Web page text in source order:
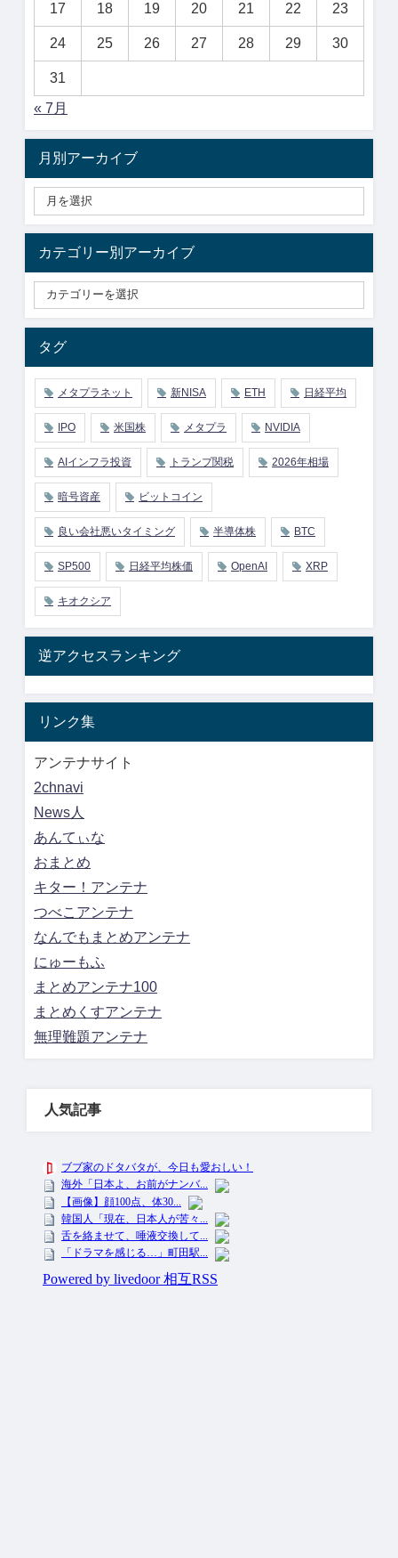
17 18 19 20 21 22 23
24 25 26 27 28 29 30
31
« 7月
月別アーカイブ
カテゴリー別アーカイブ
タグ
メタプラネット 新NISA ETH 日経平均
IPO 米国株 メタプラ NVIDIA
AIインフラ投資 トランプ関税 2026年相場
暗号資産 ビットコイン
良い会社悪いタイミング 半導体株 BTC
SP500 日経平均株価 OpenAI XRP
キオクシア
逆アクセスランキング
リンク集
アンテナサイト
2chnavi
News人
あんてぃな
おまとめ
キター！アンテナ
つべこアンテナ
なんでもまとめアンテナ
にゅーもふ
まとめアンテナ100
まとめくすアンテナ
無理難題アンテナ
人気記事